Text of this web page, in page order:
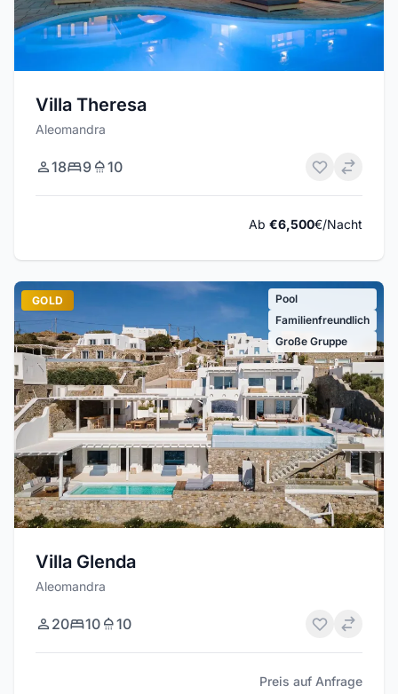
Villa Theresa
Aleomandra
18 9 10
Ab €6,500€/Nacht
GOLD
Pool
Familienfreundlich
Große Gruppe
Villa Glenda
Aleomandra
20 10 10
Preis auf Anfrage